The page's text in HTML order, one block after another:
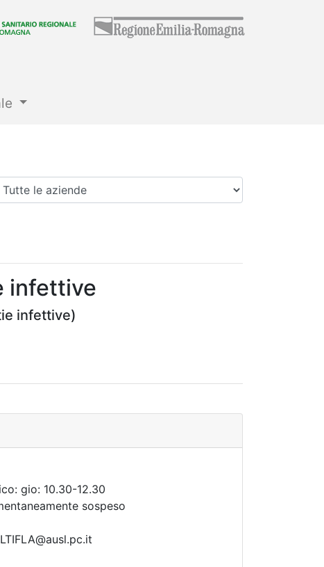
infettive
infettive)
gio: 10.30-12.30
sospeso